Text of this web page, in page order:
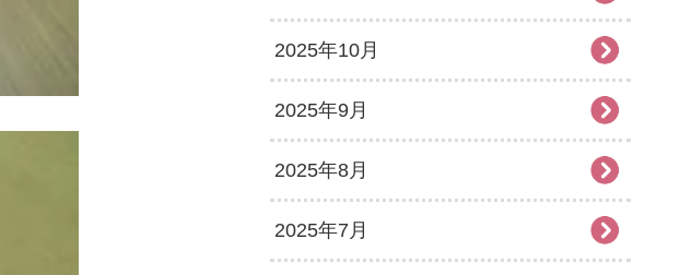
2025年10月
2025年9月
2025年8月
2025年7月